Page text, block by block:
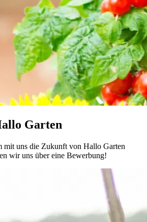
Garten
mit uns die Zukunft von Hallo Garten
wir uns über eine Bewerbung!